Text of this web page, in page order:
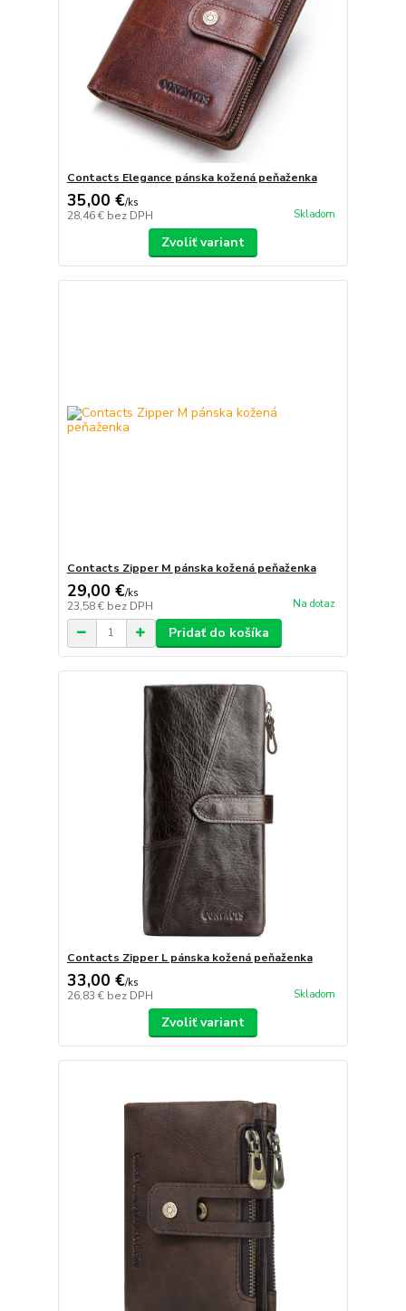
Contacts Elegance pánska kožená peňaženka
35,00 €/ks
28,46 € bez DPH Skladom
Zvoliť variant
Contacts Zipper M pánska kožená peňaženka
29,00 €/ks
23,58 € bez DPH Na dotaz
Pridať do košíka
Contacts Zipper L pánska kožená peňaženka
33,00 €/ks
26,83 € bez DPH Skladom
Zvoliť variant